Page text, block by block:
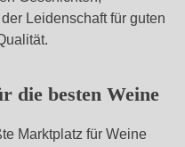
Leidenschaft für guten
die besten Weine
Marktplatz für Weine